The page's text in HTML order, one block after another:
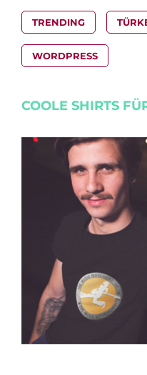
TRENDING
WORDPRESS
COOLE SHIRTS